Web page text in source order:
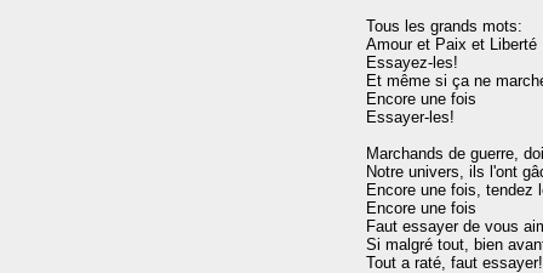
Tous les grands mots:
Amour et Paix et Liberté
Essayez-les!
Et même si ça ne
Encore une fois
Essayer-les!
Marchands de guerre,
Notre univers, ils l'ont
Encore une fois, tendez
Encore une fois
Faut essayer de vous
Si malgré tout, bien
Tout a raté, faut essayer!